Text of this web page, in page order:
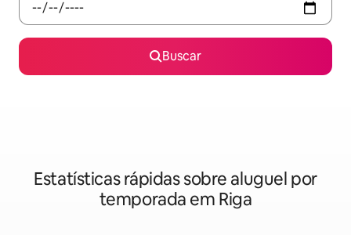
Buscar
Estatísticas rápidas sobre aluguel por
temporada em Riga